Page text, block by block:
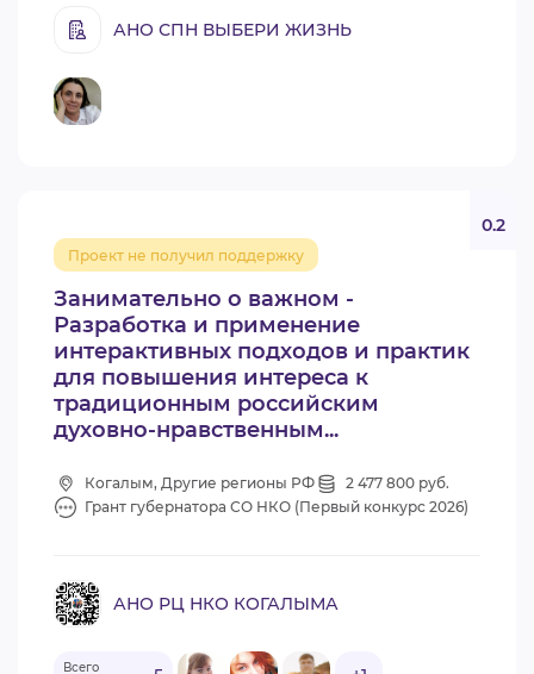
АНО СПН ВЫБЕРИ ЖИЗНЬ
Занимательно о важном -
Разработка и применение
интерактивных подходов и практик
для повышения интереса к
традиционным российским
духовно-нравственным...
Проект не получил поддержку
0.2
Когалым, Другие регионы РФ
2 477 800 руб.
Грант губернатора СО НКО (Первый конкурс 2026)
АНО РЦ НКО КОГАЛЫМА
Всего